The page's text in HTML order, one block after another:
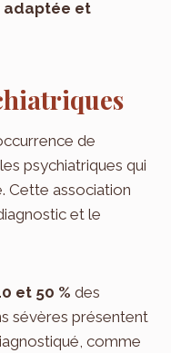
adaptée et
de
psychiatriques qui
Cette association
et le
et 50 % des
sévères présentent
comme